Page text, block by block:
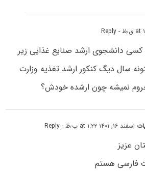
- Reply
دانشجوی ارشد صنایع غذایی زیر
سال دیگ کنکور ارشد تغذیه وزارت
نمیشه چون ارشده خودش؟
اسفند ۱۶, ۱۴۰۱ at ۱:۲۲ ب٫ظ - Reply
عزیز
فارسی هستم‌